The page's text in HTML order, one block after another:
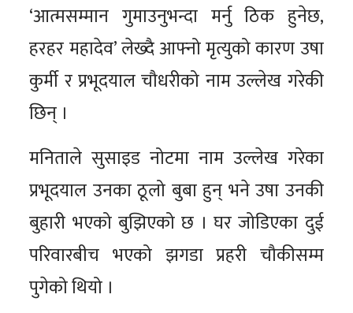
‘आत्मसम्मान गुमाउनुभन्दा मर्नु ठिक हुनेछ,
हरहर महादेव’ लेख्दै आफ्नो मृत्युको कारण उषा
कुर्मी र प्रभूदयाल चौधरीको नाम उल्लेख गरेकी
छिन् ।
मनिताले सुसाइड नोटमा नाम उल्लेख गरेका
प्रभूदयाल उनका ठूलो बुबा हुन् भने उषा उनकी
बुहारी भएको बुझिएको छ । घर जोडिएका दुई
परिवारबीच भएको झगडा प्रहरी चौकीसम्म
पुगेको थियो ।